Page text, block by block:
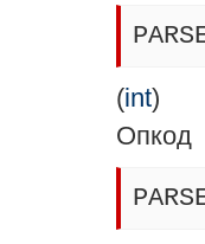
(int)
Опкод